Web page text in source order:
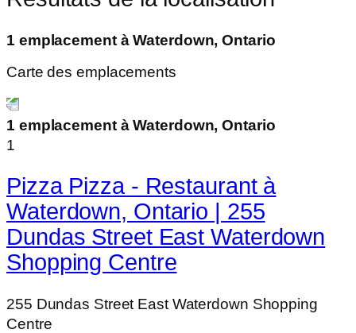
1 emplacement à Waterdown, Ontario
Carte des emplacements
1 emplacement à Waterdown, Ontario
1
Pizza Pizza - Restaurant à
Waterdown, Ontario | 255
Dundas Street East Waterdown
Shopping Centre
255 Dundas Street East Waterdown Shopping
Centre